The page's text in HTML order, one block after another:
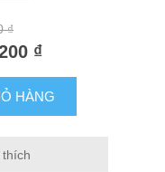
₫
₫
HÀNG